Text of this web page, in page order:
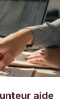
aide